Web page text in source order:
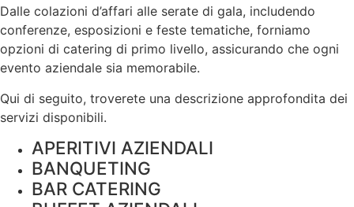
Dalle colazioni d’affari alle serate di gala, includendo
conferenze, esposizioni e feste tematiche, forniamo
opzioni di catering di primo livello, assicurando che ogni
evento aziendale sia memorabile.
Qui di seguito, troverete una descrizione approfondita dei
servizi disponibili.
APERITIVI AZIENDALI
BANQUETING
BAR CATERING